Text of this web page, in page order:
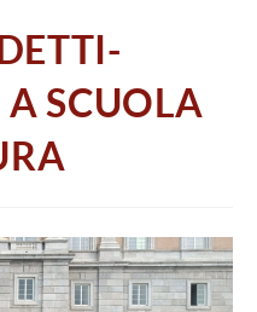
SCUOLA